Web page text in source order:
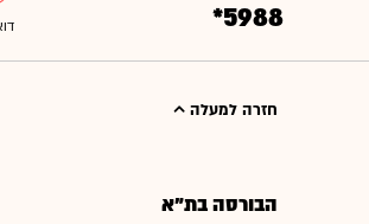
*5988
חזרה למעלה
הבורסה בת"א